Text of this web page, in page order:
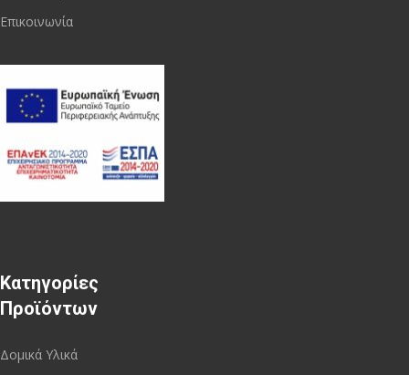
Επικοινωνία
Κατηγορίες
Προϊόντων
Δομικά Υλικά